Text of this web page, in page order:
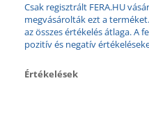
Csak regisztrált FERA.HU
megvásárolták ezt a
az összes értékelés átlaga. A
pozitív és negatív
Értékelések